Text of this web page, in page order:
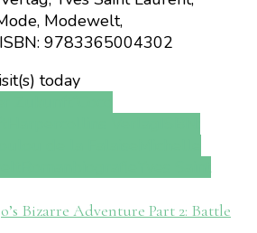
today
Bizarre Adventure Part 2: Battle